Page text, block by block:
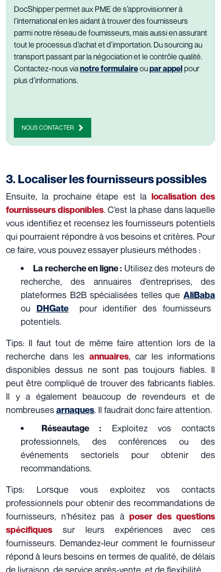
DocShipper permet aux PME de s’approvisionner à
l’international en les aidant à trouver des fournisseurs
parmi notre réseau de fournisseurs, mais aussi en assurant
tout le processus d’achat et d’importation. Du sourcing au
transport passant par la négociation et le contrôle qualité.
Contactez-nousvianotre formulaireoupar appelpour
plus d’informations.
NOUS CONTACTER
3. Localiser les fournisseurs possibles
Ensuite, la prochaine étape est la localisation des
fournisseurs disponibles. C’est la phase dans laquelle
vous identifiez et recensez les fournisseurs potentiels
qui pourraient répondre à vos besoins et critères. Pour
ce faire, vous pouvez essayer plusieurs méthodes :
La recherche en ligne : Utilisez des moteurs de
recherche, des annuaires d’entreprises, des
plateformes B2B spécialisées telles que AliBaba
ou DHGate
pour identifier des fournisseurs
potentiels.
Tips: Il faut tout de même faire attention lors de la
recherche dans les annuaires, car les informations
disponibles dessus ne sont pas toujours fiables. Il
peut être compliqué de trouver des fabricants fiables.
Il y a également beaucoup de revendeurs et de
nombreusesarnaques. Il faudrait donc faire attention.
Réseautage : Exploitez vos contacts
professionnels, des conférences ou des
événements sectoriels pour obtenir des
recommandations.
Tips: Lorsque vous exploitez vos contacts
professionnels pour obtenir des recommandations de
fournisseurs, n’hésitez pas à poser des questions
spécifiques sur leurs expériences avec ces
fournisseurs. Demandez-leur comment le fournisseur
répond à leurs besoins en termes de qualité, de délais
de livraison, de service après-vente, et de flexibilité.